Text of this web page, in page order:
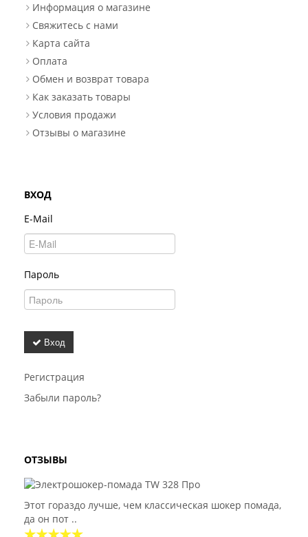
Информация о магазине
Свяжитесь с нами
Карта сайта
Оплата
Обмен и возврат товара
Как заказать товары
Условия продажи
Отзывы о магазине
ВХОД
E-Mail
Пароль
Вход
Регистрация
Забыли пароль?
ОТЗЫВЫ
Этот гораздо лучше, чем классическая шокер помада,
да он пот ..